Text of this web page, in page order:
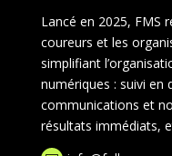
Lancé en 2025, FMS
coureurs et les
simplifiant
numériques : suivi en
communications et
résultats immédiats,